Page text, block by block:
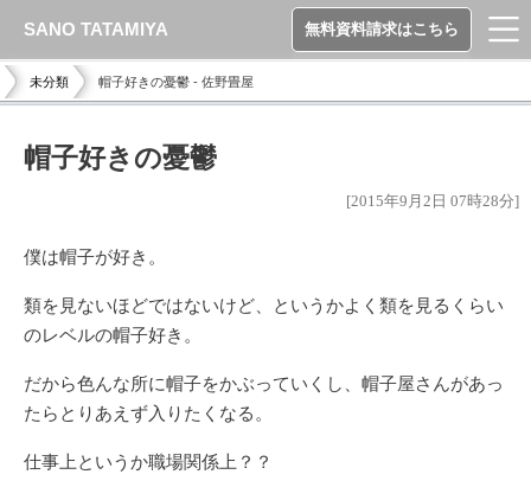
未分類 帽子好きの憂鬱 - 佐野畳屋
帽子好きの憂鬱
[2015年9月2日 07時28分]
僕は帽子が好き。
類を見ないほどではないけど、というかよく類を見るくらい
のレベルの帽子好き。
だから色んな所に帽子をかぶっていくし、帽子屋さんがあっ
たらとりあえず入りたくなる。
仕事上というか職場関係上？？
SANO TATAMIYA 無料資料請求はこちら